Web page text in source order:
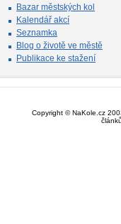
Bazar městských kol
Kalendář akcí
Seznamka
Blog o životě ve městě
Publikace ke stažení
Copyright © NaKole.cz